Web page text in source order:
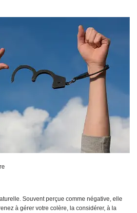
Souvent perçue comme négative, elle
à gérer votre colère, la considérer, à la